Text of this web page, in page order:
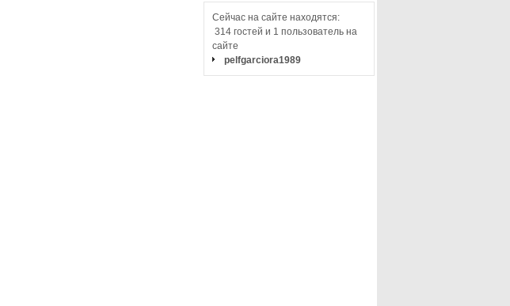
Сейчас на сайте находятся:
314 гостей и 1 пользователь на
сайте
pelfgarciora1989